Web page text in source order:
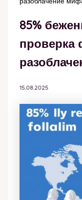
85%
проверка
15.08.2025